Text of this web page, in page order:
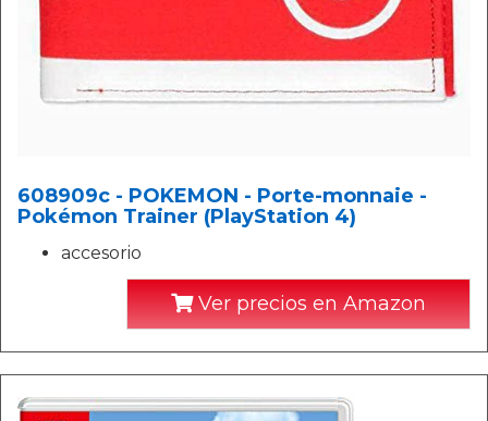
608909c - POKEMON - Porte-monnaie -
Pokémon Trainer (PlayStation 4)
accesorio
Ver precios en Amazon